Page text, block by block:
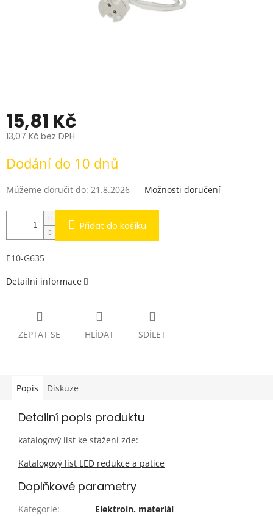
15,81 Kč
13,07 Kč bez DPH
cena:
Dodání do 10 dnů
Můžeme doručit do: 21.8.2026 Možnosti doručení
Přidat do košíku
E10-G635
Detailní informace
ZEPTAT SE HLÍDAT SDÍLET
Popis Diskuze
Detailní popis produktu
katalogový list ke stažení zde:
Katalogový list LED redukce a patice
Doplňkové parametry
Kategorie:
Elektroin. materiál